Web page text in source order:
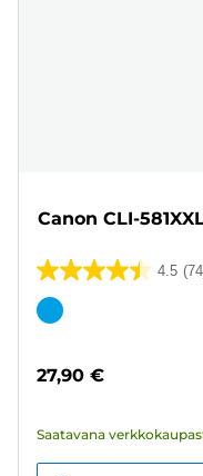
Canon CLI-
4.5
4.5/5
tähteä.
Värikasetti
27,90 €
Saatavana